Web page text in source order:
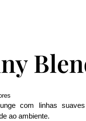
com linhas
ao ambiente.